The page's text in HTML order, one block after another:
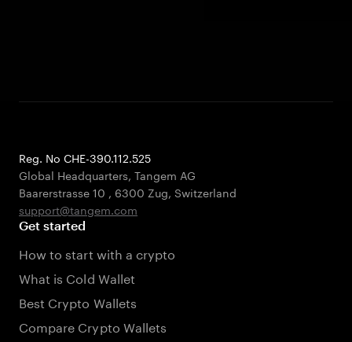
Reg. No CHE-390.112.525
Global Headquarters, Tangem AG
Baarerstrasse 10 , 6300 Zug, Switzerland
support@tangem.com
Get started
How to start with a crypto
What is Cold Wallet
Best Crypto Wallets
Compare Crypto Wallets